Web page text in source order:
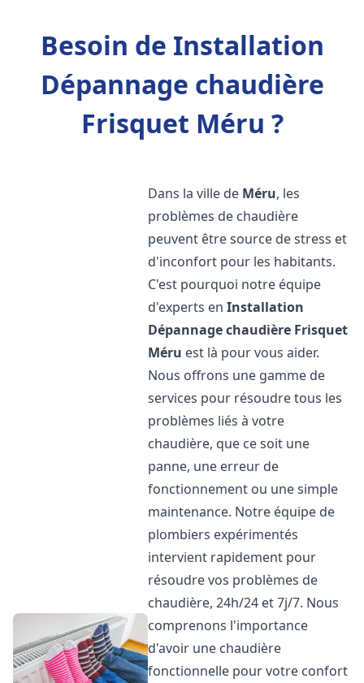
Besoin de Installation
Dépannage chaudière
Frisquet Méru ?
Dans la ville de Méru, les
problèmes de chaudière
peuvent être source de stress et
d'inconfort pour les habitants.
C'est pourquoi notre équipe
d'experts enInstallation
Dépannage chaudière Frisquet
Méru est là pour vous aider.
Nous offrons une gamme de
services pour résoudre tous les
problèmes liés à votre
chaudière, que ce soit une
panne, une erreur de
fonctionnement ou une simple
maintenance. Notre équipe de
plombiers expérimentés
intervient rapidement pour
résoudre vos problèmes de
chaudière, 24h/24 et 7j/7. Nous
comprenons l'importance
d'avoir une chaudière
fonctionnelle pour votre confort